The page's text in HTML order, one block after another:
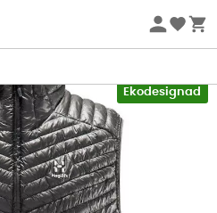
EXTRA vid köp av 2 produkter*
Ekodesignad